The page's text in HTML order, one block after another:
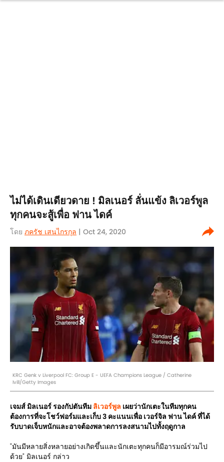
ไม่ได้เดินเดียวดาย ! มิลเนอร์ ลั่นแข้ง ลิเวอร์พูล
ทุกคนจะสู้เพื่อ ฟาน ไดค์
โดย ภครัช เสนไกรกุล | Oct 24, 2020
KRC Genk v Liverpool FC: Group E - UEFA Champions League / Catherine
Ivill/Getty Images
เจมส์ มิลเนอร์ รองกัปตันทีม ลิเวอร์พูล เผยว่านักเตะในทีมทุกคน
ต้องการที่จะโชว์ฟอร์มและเก็บ 3 คะแนนเพื่อ เวอร์จิล ฟาน ไดค์ ที่ได้
รับบาดเจ็บหนักและอาจต้องพลาดการลงสนามไปทั้งฤดูกาล
"มันมีหลายสิ่งหลายอย่างเกิดขึ้นและนักเตะทุกคนก็มีอารมณ์ร่วมไป
ด้วย" มิลเนอร์ กล่าว